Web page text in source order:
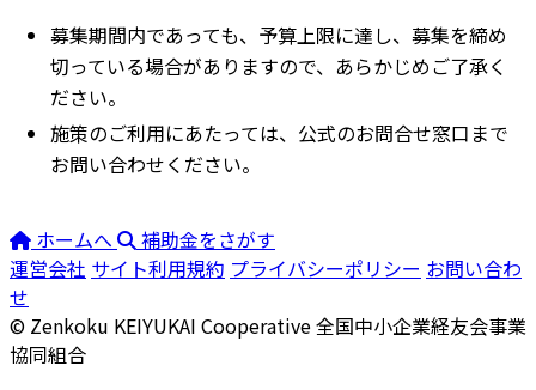
募集期間内であっても、予算上限に達し、募集を締め
切っている場合がありますので、あらかじめご了承く
ださい。
施策のご利用にあたっては、公式のお問合せ窓口まで
お問い合わせください。
ホームへ
補助金をさがす
運営会社 サイト利用規約 プライバシーポリシー お問い合わ
せ
© Zenkoku KEIYUKAI Cooperative全国中小企業経友会事業
協同組合